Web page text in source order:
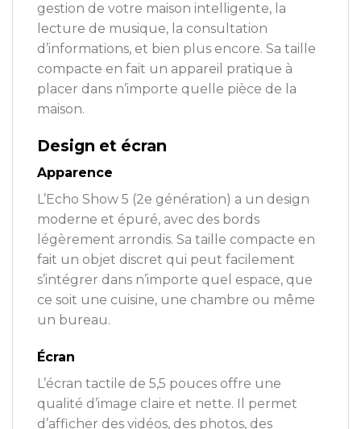
gestion de votre maison intelligente, la
lecture de musique, la consultation
d’informations, et bien plus encore. Sa taille
compacte en fait un appareil pratique à
placer dans n’importe quelle pièce de la
maison.
Design et écran
Apparence
L’Echo Show 5 (2e génération) a un design
moderne et épuré, avec des bords
légèrement arrondis. Sa taille compacte en
fait un objet discret qui peut facilement
s’intégrer dans n’importe quel espace, que
ce soit une cuisine, une chambre ou même
un bureau.
Écran
L’écran tactile de 5,5 pouces offre une
qualité d’image claire et nette. Il permet
d’afficher des vidéos, des photos, des